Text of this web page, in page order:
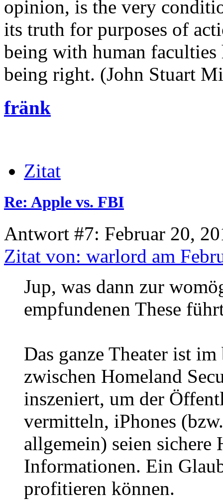
opinion, is the very
its truth for purposes of
being with human faculties
being right. (John Stuart
fränk
Zitat
Re: Apple vs. FBI
Antwort #7: Februar 20,
Zitat von: warlord am
Jup, was dann zur
empfundenen These
Das ganze Theater ist
zwischen Homeland
inszeniert, um der
vermitteln, iPhones
allgemein) seien sichere
Informationen. Ein
profitieren können.